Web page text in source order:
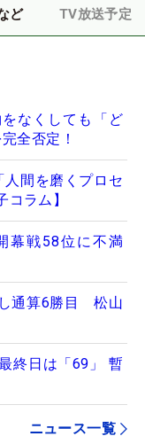
ど TV放送予定
なくしても「ど
全否定！
間を磨くプロセ
ラム】
幕戦58位に不満
通算6勝目 松山
終日は「69」 暫
ニュース一覧